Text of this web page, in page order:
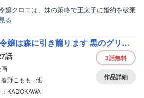
嬢クロエは、妹の策略で王太子に婚約を破棄
る
婚約破棄された公爵令嬢は森に引き籠ります 黒のグリモワールと呪われた魔女【分冊版】
話
野こもも...他
KADOKAWA
3話無料
作品詳細